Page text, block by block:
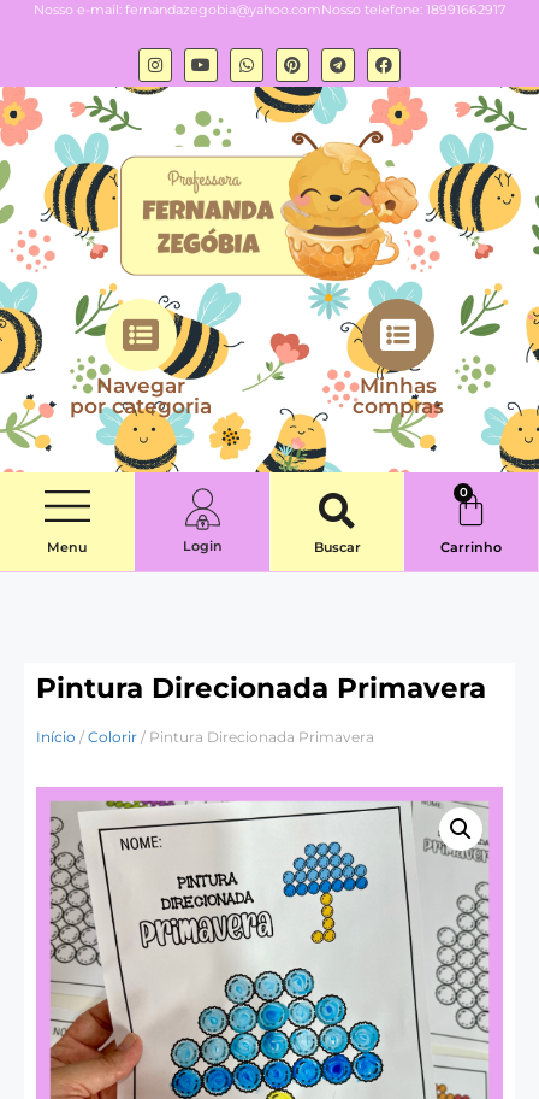
Nosso e-mail: fernandazegobia@yahoo.comNosso telefone: 18991662917
Navegar
por categoria
Minhas
compras
Menu Login Buscar
0
Carrinho
Pintura Direcionada Primavera
Início / Colorir / Pintura Direcionada Primavera